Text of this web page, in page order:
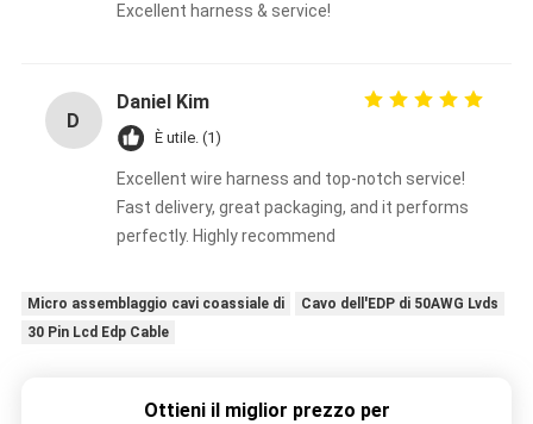
Excellent harness & service!
D
Daniel Kim
È utile. (1)
Excellent wire harness and top-notch service!
Fast delivery, great packaging, and it performs
perfectly. Highly recommend
Micro assemblaggio cavi coassiale di
Cavo dell'EDP di 50AWG Lvds
30 Pin Lcd Edp Cable
Ottieni il miglior prezzo per